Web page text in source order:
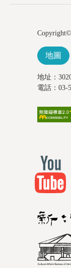
地圖
地址：
電話：03-